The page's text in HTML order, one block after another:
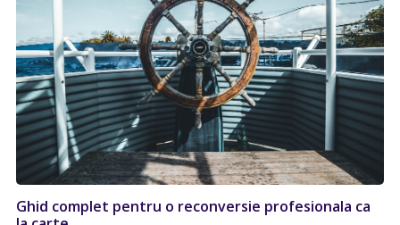
Ghid complet pentru o reconversie profesionala ca